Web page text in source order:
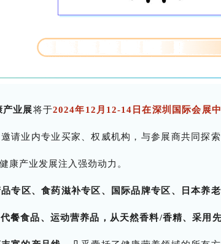
产业展将于2024年12月12-14日在深圳国际会展
请业内专业买家、权威机构，与参展商共同探
康产业发展注入强劲动力。
专区、食药滋补专区、国际品牌专区、日本养
餐食品、运动营养品，从天然香料/香精、采用